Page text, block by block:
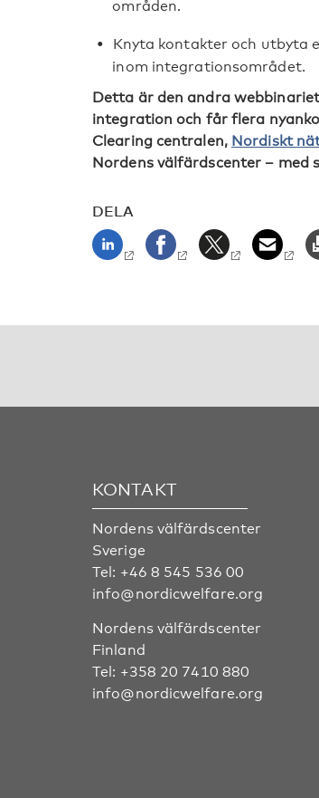
områden.
Knyta kontakter och utbyta
inom integrationsområdet.
Detta är den andra
integration och får flera
Clearing centralen, Nordiskt
Nordens välfärdscenter – med
DELA
KONTAKT
Nordens välfärdscenter
Sverige
Tel: +46 8 545 536 00
info@nordicwelfare.org
Nordens välfärdscenter
Finland
Tel: +358 20 7410 880
info@nordicwelfare.org